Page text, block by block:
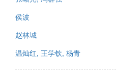
侯波
赵林城
温灿红, 王学钦, 杨青